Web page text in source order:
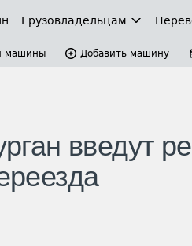
Грузовладельцам
машины Добавить машину
введут